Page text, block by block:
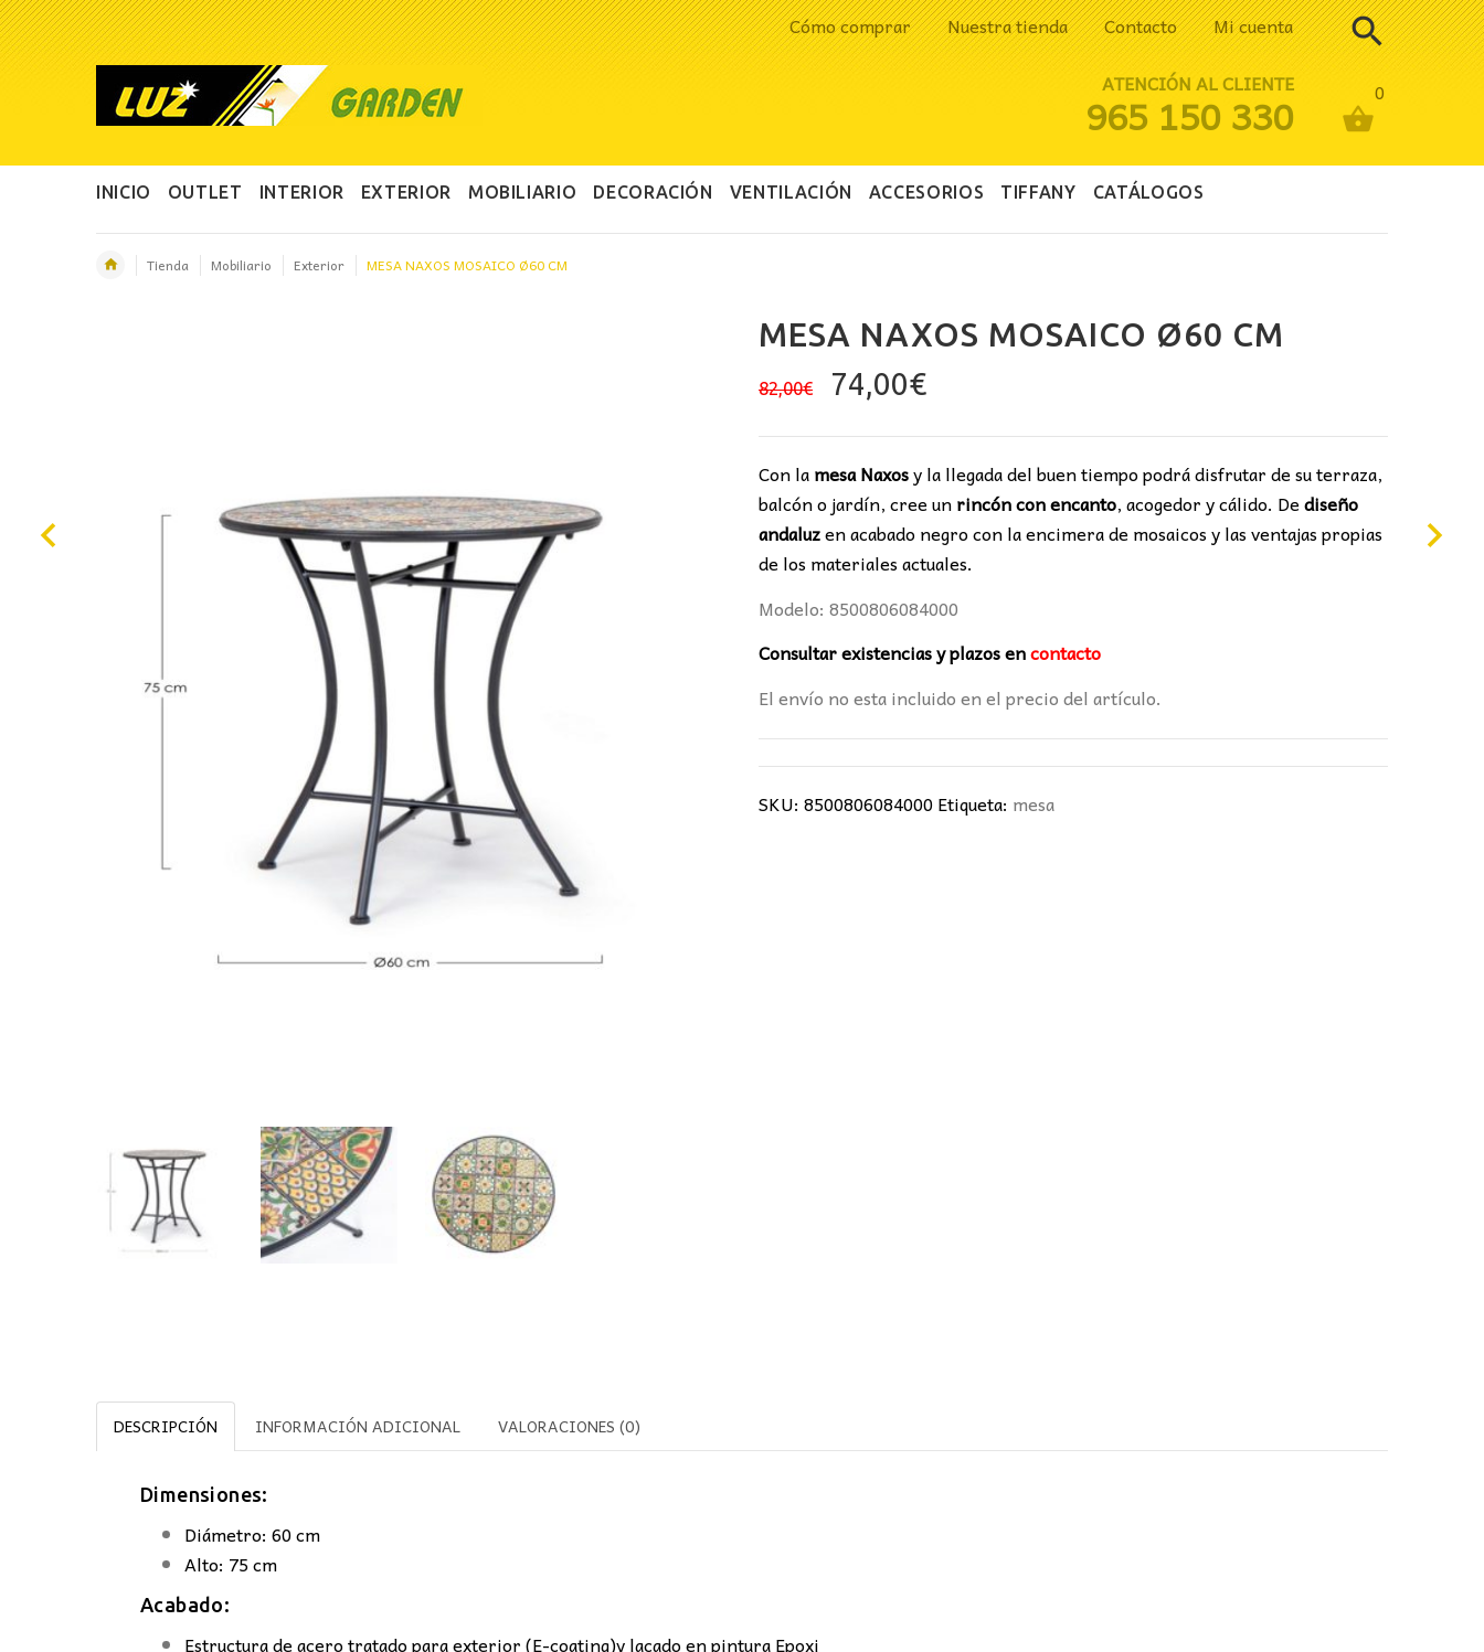
Cómo comprar Nuestra tienda Contacto Mi cuenta
0
ATENCIÓN AL CLIENTE
965 150 330
INICIO OUTLET INTERIOR EXTERIOR MOBILIARIO DECORACIÓN VENTILACIÓN ACCESORIOS TIFFANY CATÁLOGOS
Tienda Mobiliario Exterior MESA NAXOS MOSAICO Ø60 CM
MESA NAXOS MOSAICO Ø60 CM
82,00€
El
original
era:
82,00€.
74,00€El
actual
es:
74,00€.
Con lamesa Naxosy la llegada del buen tiempo podrá disfrutar de su terraza,
balcón o jardín, cree unrincón con encanto, acogedor y cálido. Dediseño
andaluzen acabado negro con la encimera de mosaicos y las ventajas propias
de los materiales actuales.
Modelo: 8500806084000
Consultar existencias y plazos encontacto
El envío no esta incluido en el precio del artículo.
SKU: 8500806084000Etiqueta: mesa
DESCRIPCIÓN INFORMACIÓN ADICIONAL VALORACIONES (0)
Dimensiones:
Diámetro: 60 cm
Alto: 75 cm
Acabado:
Estructura de acero tratado para exterior (E-coating)y lacado en pintura Epoxi